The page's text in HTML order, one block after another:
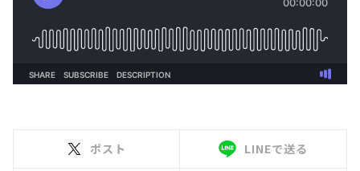
ポスト LINEで送る